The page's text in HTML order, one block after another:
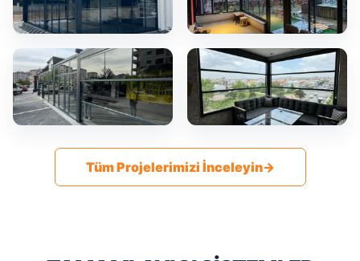
Tüm Projelerimizi İnceleyin→